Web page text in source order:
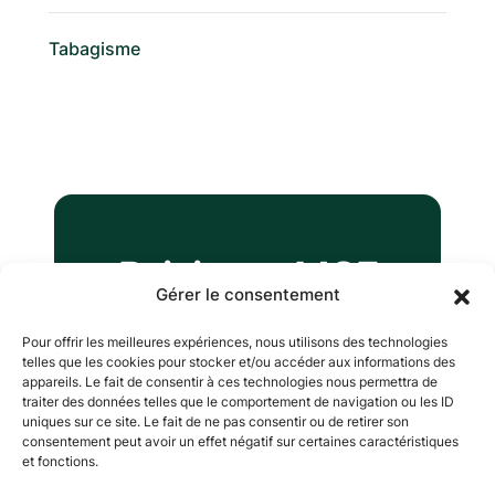
Gérer le consentement
Pour offrir les meilleures expériences, nous utilisons des technologies
telles que les cookies pour stocker et/ou accéder aux informations des
appareils. Le fait de consentir à ces technologies nous permettra de
traiter des données telles que le comportement de navigation ou les ID
uniques sur ce site. Le fait de ne pas consentir ou de retirer son
consentement peut avoir un effet négatif sur certaines caractéristiques
et fonctions.
Tabagisme
Rejoignez MCF
Recevez une offre personnalisée
en trois minutes
Mon devis